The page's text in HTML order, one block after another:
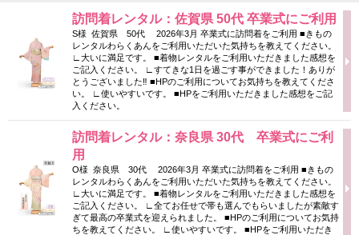
訪問着レンタル：佐賀県 50代 卒業式にご利用
S様 佐賀県 50代 2026年3月 卒業式に訪問着をご利用 ■きもの
レンタルわらくあんをご利用いただいた気持ちを教えてください。
∟大いに満足です。 ■着物レンタルをご利用いただきました感想を
ご記入ください。 ∟すてきな1日を過ごす事ができました！ありが
とうございました‼ ■HPのご利用についてお気持ちを教えてくださ
い。 ∟使いやすいです。 ■HPをご利用いただきました感想をご記
入ください。
訪問着レンタル：奈良県 30代 卒業式にご利
用
O様 奈良県 30代 2026年3月 卒業式に訪問着をご利用 ■きもの
レンタルわらくあんをご利用いただいた気持ちを教えてください。
∟大いに満足です。 ■着物レンタルをご利用いただきました感想を
ご記入ください。 ∟全てお任せで帯も選んでもらいましたが素敵す
ぎて最高の卒業式を迎えられました。 ■HPのご利用についてお気持
ちを教えてください。 ∟使いやすいです。 ■HPをご利用いただき